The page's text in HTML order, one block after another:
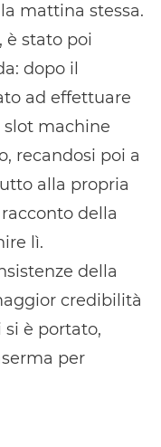
mattina stessa.
è stato poi
dopo il
ad effettuare
slot machine
recandosi poi a
alla propria
della
lì.
della
credibilità
è portato,
per